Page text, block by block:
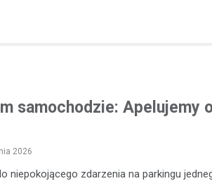
samochodzie: Apelujemy
2026
niepokojącego zdarzenia na parkingu